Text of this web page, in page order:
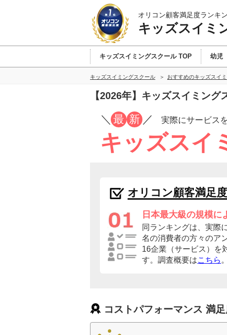
オリコン顧客満足度ランキ
キッズスイミ
キッズスイミングスクール TOP 幼児
キッズスイミングスクール おすすめのキッズスイ
【2026年】キッズスイミン
／ 最 新 ／ 実際にサービス
キッズスイ
オリコン顧客満足
日本最大級の規模に
同ランキングは、実際
名の消費者の方々のア
16企業（サービス）を
す。調査概要はこちら 。
コストパフォーマンス 満